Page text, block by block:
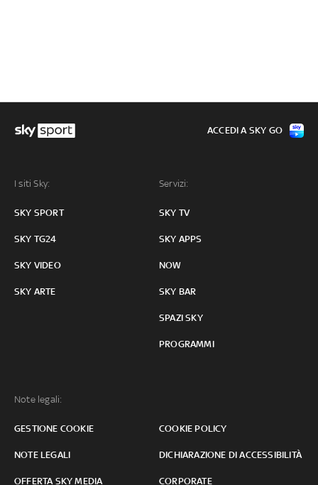
I siti Sky:
SKY SPORT
SKY TG24
SKY VIDEO
SKY ARTE
Servizi:
SKY TV
SKY APPS
NOW
SKY BAR
SPAZI SKY
PROGRAMMI
Note legali:
GESTIONE COOKIE COOKIE POLICY
NOTE LEGALI DICHIARAZIONE DI ACCESSIBILITÀ
OFFERTA SKY MEDIA CORPORATE
ACCEDI A SKY GO